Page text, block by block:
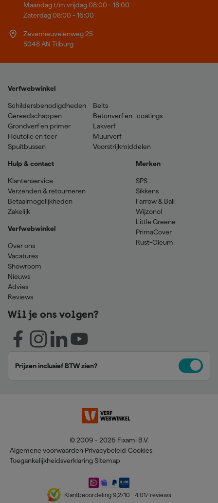
Maandag t/m vrijdag 08:00 - 18:00
Zaterdag 08:00 - 16:00
Zevenheuvelenweg 25
5048 AN Tilburg
Verfwebwinkel
Schildersbenodigdheden
Gereedschappen
Grondverf en primer
Houtolie en teer
Spuitbussen
Beits
Betonverf en -coatings
Lakverf
Muurverf
Voorstrijkmiddelen
Hulp & contact
Klantenservice
Verzenden & retourneren
Betaalmogelijkheden
Zakelijk
Verfwebwinkel
Over ons
Vacatures
Showroom
Nieuws
Advies
Reviews
Merken
SPS
Sikkens
Farrow & Ball
Wijzonol
Little Greene
PrimaCover
Rust-Oleum
Wil je ons volgen?
Prijzen inclusief BTW zien?
© 2009 - 2026 Fixami B.V.
Algemene voorwaarden Privacybeleid Cookies
Toegankelijkheidsverklaring Sitemap
Klantbeoordeling 9,2/10 4.017 reviews